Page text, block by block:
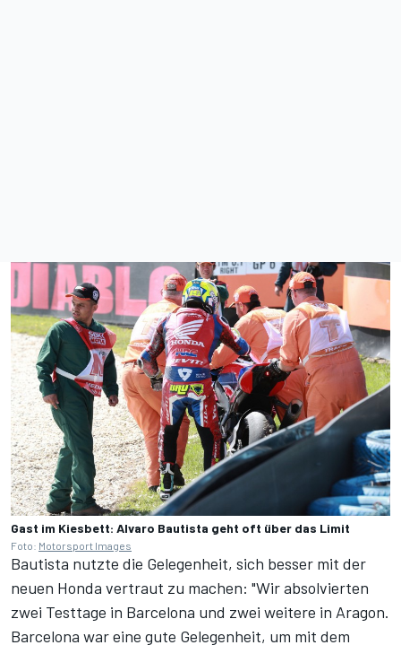
Gast im Kiesbett: Alvaro Bautista geht oft über das Limit
Foto: Motorsport Images
Bautista nutzte die Gelegenheit, sich besser mit der
neuen Honda vertraut zu machen: "Wir absolvierten
zwei Testtage in Barcelona und zwei weitere in Aragon.
Barcelona war eine gute Gelegenheit, um mit dem